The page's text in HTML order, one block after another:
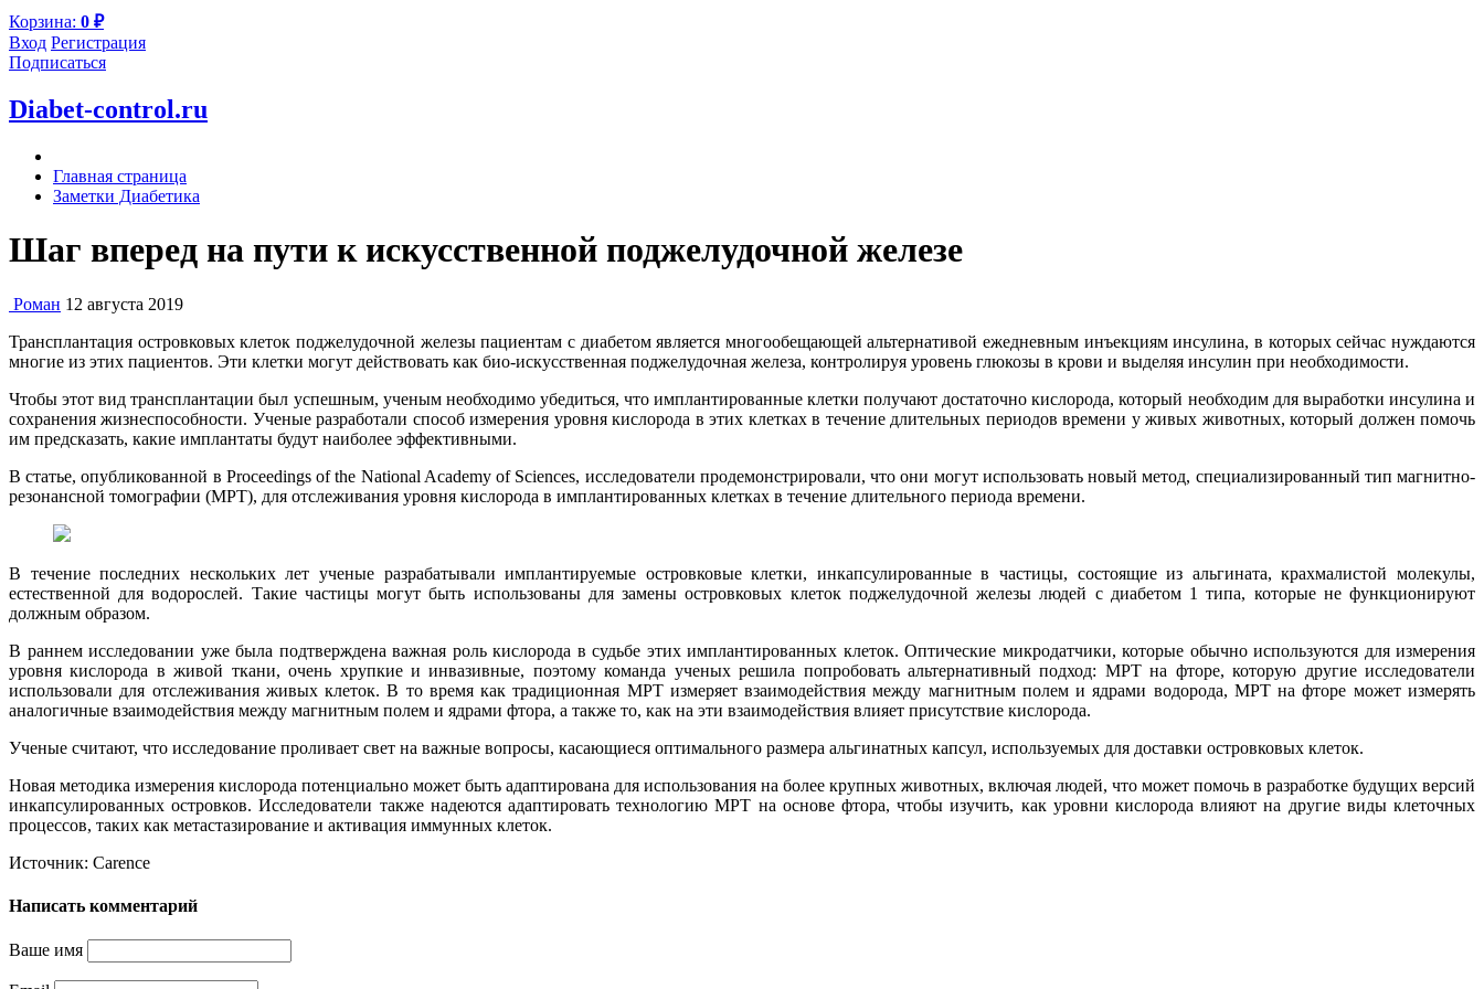
Корзина: 0 ₽
Вход Регистрация
Подписаться
Diabet-control.ru
Главная страница
Заметки Диабетика
Шаг вперед на пути к искусственной поджелудочной железе
Роман 12 августа 2019
Трансплантация островковых клеток поджелудочной железы пациентам с диабетом является многообещающей альтернативой ежедневным инъекциям инсулина, в которых сейчас нуждаются
многие из этих пациентов. Эти клетки могут действовать как био-искусственная поджелудочная железа, контролируя уровень глюкозы в крови и выделяя инсулин при необходимости.
Чтобы этот вид трансплантации был успешным, ученым необходимо убедиться, что имплантированные клетки получают достаточно кислорода, который необходим для выработки инсулина и
сохранения жизнеспособности. Ученые разработали способ измерения уровня кислорода в этих клетках в течение длительных периодов времени у живых животных, который должен помочь
им предсказать, какие имплантаты будут наиболее эффективными.
В статье, опубликованной в Proceedings of the National Academy of Sciences, исследователи продемонстрировали, что они могут использовать новый метод, специализированный тип магнитно-
резонансной томографии (МРТ), для отслеживания уровня кислорода в имплантированных клетках в течение длительного периода времени.
В течение последних нескольких лет ученые разрабатывали имплантируемые островковые клетки, инкапсулированные в частицы, состоящие из альгината, крахмалистой молекулы,
естественной для водорослей. Такие частицы могут быть использованы для замены островковых клеток поджелудочной железы людей с диабетом 1 типа, которые не функционируют
должным образом.
В раннем исследовании уже была подтверждена важная роль кислорода в судьбе этих имплантированных клеток. Оптические микродатчики, которые обычно используются для измерения
уровня кислорода в живой ткани, очень хрупкие и инвазивные, поэтому команда ученых решила попробовать альтернативный подход: МРТ на фторе, которую другие исследователи
использовали для отслеживания живых клеток. В то время как традиционная МРТ измеряет взаимодействия между магнитным полем и ядрами водорода, МРТ на фторе может измерять
аналогичные взаимодействия между магнитным полем и ядрами фтора, а также то, как на эти взаимодействия влияет присутствие кислорода.
Ученые считают, что исследование проливает свет на важные вопросы, касающиеся оптимального размера альгинатных капсул, используемых для доставки островковых клеток.
Новая методика измерения кислорода потенциально может быть адаптирована для использования на более крупных животных, включая людей, что может помочь в разработке будущих версий
инкапсулированных островков. Исследователи также надеются адаптировать технологию МРТ на основе фтора, чтобы изучить, как уровни кислорода влияют на другие виды клеточных
процессов, таких как метастазирование и активация иммунных клеток.
Источник: Carence
Написать комментарий
Ваше имя